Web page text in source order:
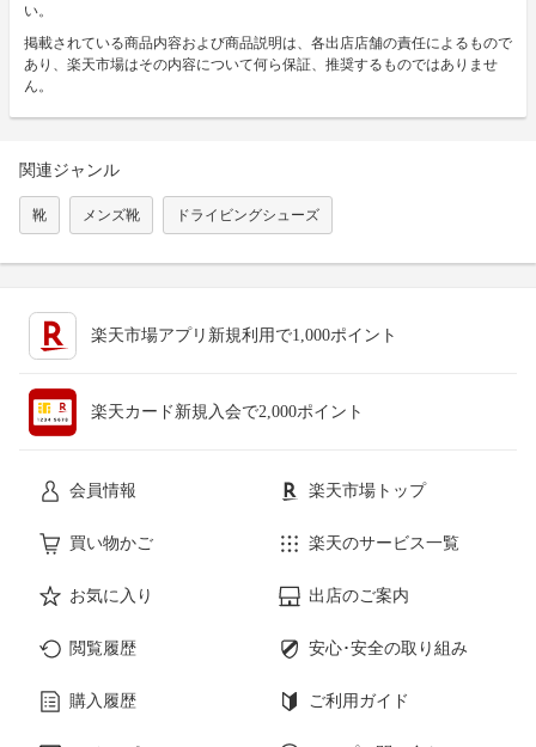
い。
掲載されている商品内容および商品説明は、各出店店舗の責任によるもので
あり、楽天市場はその内容について何ら保証、推奨するものではありませ
ん。
関連ジャンル
靴 メンズ靴 ドライビングシューズ
楽天市場アプリ新規利用で1,000ポイント
楽天カード新規入会で2,000ポイント
会員情報 楽天市場トップ
買い物かご 楽天のサービス一覧
お気に入り 出店のご案内
閲覧履歴 安心･安全の取り組み
購入履歴 ご利用ガイド